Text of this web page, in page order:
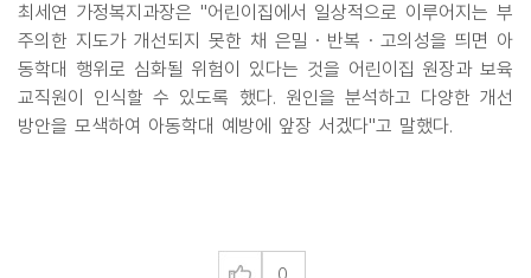
최세연 가정복지과장은 "어린이집에서 일상적으로 이루어지는 부
주의한 지도가 개선되지 못한 채 은밀・반복・고의성을 띄면 아
동학대 행위로 심화될 위험이 있다는 것을 어린이집 원장과 보육
교직원이 인식할 수 있도록 했다. 원인을 분석하고 다양한 개선
방안을 모색하여 아동학대 예방에 앞장 서겠다"고 말했다.